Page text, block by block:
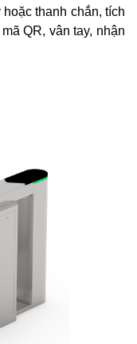
thanh chắn, tích
QR, vân tay, nhận